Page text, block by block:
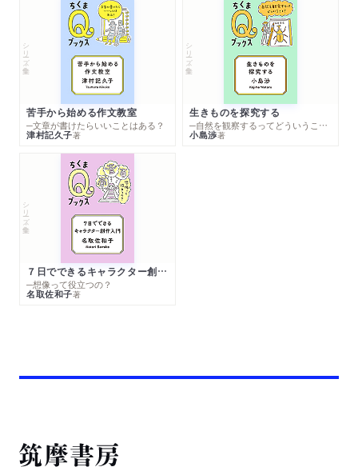
シリーズ・全集
苦手から始める作文教室
─文章が書けたらいいことはある？
津村記久子著
シリーズ・全集
生きものを探究する
─自然を観察するってどういうこと？
小島渉著
シリーズ・全集
７日でできるキャラクター創作入門
─想像って役立つの？
名取佐和子著